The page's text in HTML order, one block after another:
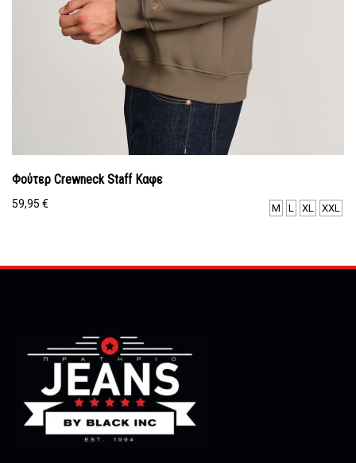
Φούτερ Crewneck Staff Καφε
59,95 € M L XL XXL